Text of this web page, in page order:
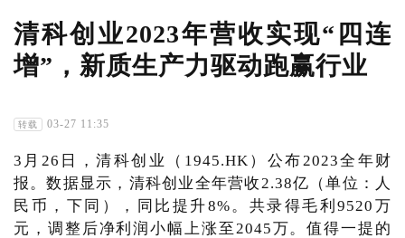
清科创业2023年营收实现“四连
增”，新质生产力驱动跑赢行业
转载 03-27 11:35
3月26日，清科创业（1945.HK）公布2023全年财
报。数据显示，清科创业全年营收2.38亿（单位：人
民币，下同），同比提升8%。共录得毛利9520万
元，调整后净利润小幅上涨至2045万。值得一提的